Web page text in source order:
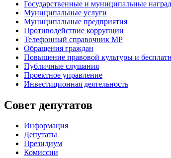
Государственные и муниципальные
Муниципальные услуги
Муниципальные предприятия
Противодействие коррупции
Телефонный справочник МР
Обращения граждан
Повышение правовой культуры и
Публичные слушания
Проектное управление
Инвестиционная деятельность
Совет депутатов
Информация
Депутаты
Президиум
Комиссии